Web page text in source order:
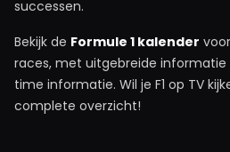
successen.
Bekijk de Formule 1 kalender
races, met uitgebreide
time informatie. Wil je F1 op TV
complete overzicht!